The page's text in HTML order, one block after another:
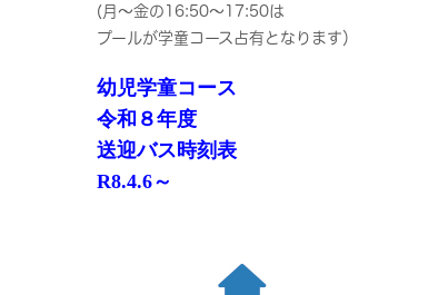
(月～金の16:50～17:50は
プールが学童コース占有となります）
幼児学童コース
令和８年度
送迎バス時刻表
R8.4.6～